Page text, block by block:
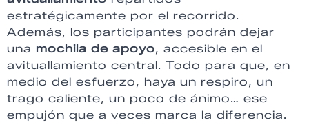
estratégicamente por el recorrido.
Además, los participantes podrán dejar
una mochila de apoyo, accesible en el
avituallamiento central. Todo para que, en
medio del esfuerzo, haya un respiro, un
trago caliente, un poco de ánimo… ese
empujón que a veces marca la diferencia.